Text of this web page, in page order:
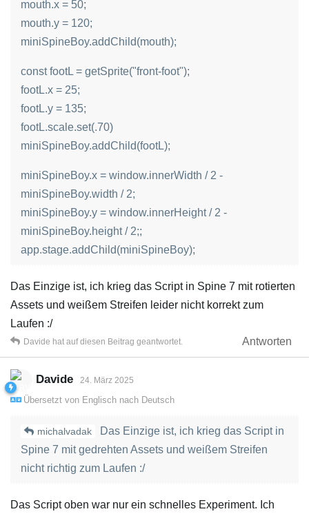
mouth.x = 50;
mouth.y = 120;
miniSpineBoy.addChild(mouth);
const footL = getSprite("front-foot");
footL.x = 25;
footL.y = 135;
footL.scale.set(.70)
miniSpineBoy.addChild(footL);
miniSpineBoy.x = window.innerWidth / 2 -
miniSpineBoy.width / 2;
miniSpineBoy.y = window.innerHeight / 2 -
miniSpineBoy.height / 2;;
app.stage.addChild(miniSpineBoy);
Das Einzige ist, ich krieg das Script in Spine 7 mit rotierten
Assets und weißem Streifen leider nicht korrekt zum
Laufen :/
Antworten
Davide hat auf diesen Beitrag geantwortet.
Davide 24. März 2025
Übersetzt von Englisch nach Deutsch
michalvadak
Das Einzige ist, ich krieg das Script in
Spine 7 mit gedrehten Assets und weißem Streifen
nicht richtig zum Laufen :/
Das Script oben war nur ein schnelles Experiment. Ich